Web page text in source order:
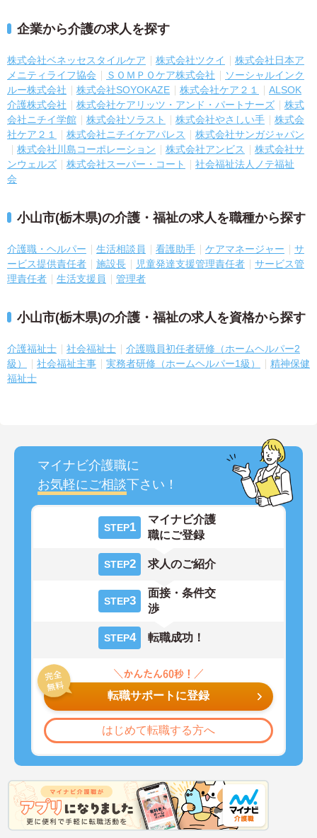
企業から介護の求人を探す
株式会社ベネッセスタイルケア 株式会社ツクイ
株式会社日本ア
メニティライフ協会
ＳＯＭＰＯケア株式会社
ソーシャルインク
ルー株式会社
株式会社SOYOKAZE 株式会社ケア２１
ALSOK
介護株式会社
株式会社ケアリッツ・アンド・パートナーズ
株式
会社ニチイ学館
株式会社ソラスト 株式会社やさしい手
株式会
社ケア２１
株式会社ニチイケアパレス
株式会社サンガジャパン
株式会社川島コーポレーション
株式会社アンビス
株式会社サ
ンウェルズ
株式会社スーパー・コート
社会福祉法人ノテ福祉
会
小山市(栃木県)の介護・福祉の求人を職種から探す
介護職・ヘルパー 生活相談員 看護助手 ケアマネージャー
サ
ービス提供責任者
施設長 児童発達支援管理責任者
サービス管
理責任者
生活支援員 管理者
小山市(栃木県)の介護・福祉の求人を資格から探す
介護福祉士 社会福祉士
介護職員初任者研修（ホームヘルパー2
級）
社会福祉主事 実務者研修（ホームヘルパー1級）
精神保健
福祉士
マイナビ介護職に
お気軽にご相談下さい！
STEP1
マイナビ介護
職にご登録
STEP2 求人のご紹介
STEP3
面接・条件交
渉
STEP4 転職成功！
転職サポートに登録
はじめて転職する方へ